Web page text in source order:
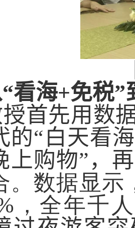
“看海+免税”
首先用数
的“ 白天看
上购物” ，
。数据显示
，全年千